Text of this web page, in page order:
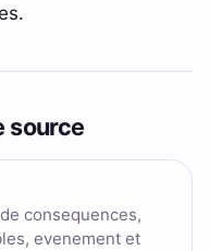
source
consequences,
evenement et